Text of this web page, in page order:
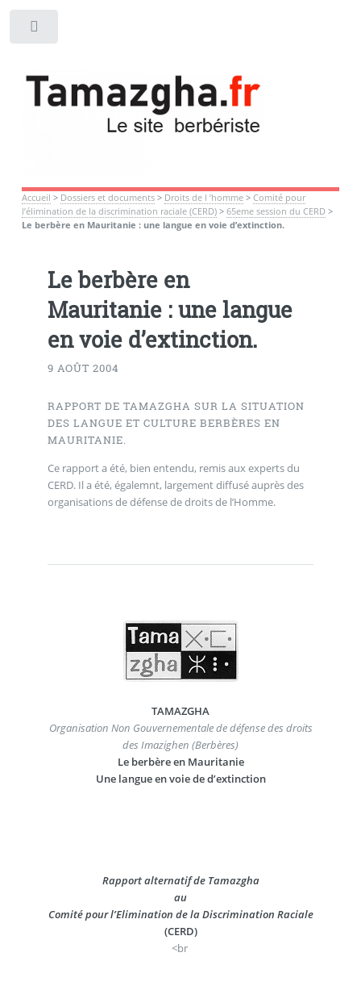
Accueil > Dossiers et documents> Droits de l ’homme> Comité pour
l’élimination de la discrimination raciale (CERD)> 65eme session du CERD>
Le berbère en Mauritanie : une langue en voie d’extinction.
Le berbère en
Mauritanie : une langue
en voie d’extinction.
9 AOÛT 2004
RAPPORT DE TAMAZGHA SUR LA SITUATION
DES LANGUE ET CULTURE BERBÈRES EN
MAURITANIE.
Ce rapport a été, bien entendu, remis aux experts du
CERD. Il a été, égalemnt, largement diffusé auprès des
organisations de défense de droits de l’Homme.
TAMAZGHA
Organisation Non Gouvernementale de défense des droits
des Imazighen (Berbères)
Le berbère en Mauritanie
Une langue en voie de d’extinction
Rapport alternatif de Tamazgha
au
Comité pour l’Elimination de la Discrimination Raciale
(CERD)
<br